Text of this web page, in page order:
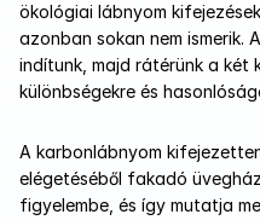
ökológiai lábnyom
azonban sokan nem
indítunk, majd rátérünk a
különbségekre és
A karbonlábnyom
elégetéséből fakadó
figyelembe, és így mutatja